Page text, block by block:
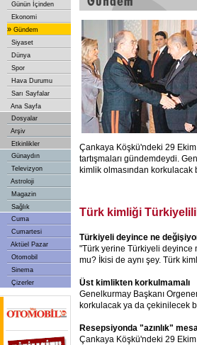
Günün İçinden
Ekonomi
» Gündem
Siyaset
Dünya
Spor
Hava Durumu
Sarı Sayfalar
Ana Sayfa
Dosyalar
Arşiv
Etkinlikler
Günaydın
Televizyon
Astroloji
Magazin
Sağlık
Cuma
Cumartesi
Aktüel Pazar
Otomobil
Sinema
Çizerler
Çankaya Köşkü'ndeki 29
tartışmaları gündemdeydi.
kimlik olmasından korkulacak
Türk kimliği
Türkiyeli deyince ne
"Türk yerine Türkiyeli deyince
mu? İkisi de aynı şey. Türk
Üst kimlikten korkulmamalı
Genelkurmay Başkanı
korkulacak ya da çekinilecek
Resepsiyonda "azınlık"
Çankaya Köşkü'ndeki 29